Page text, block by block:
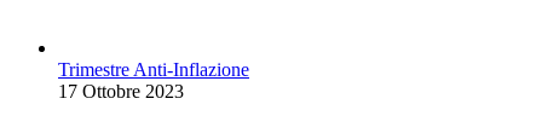
Trimestre Anti-Inflazione
17 Ottobre 2023